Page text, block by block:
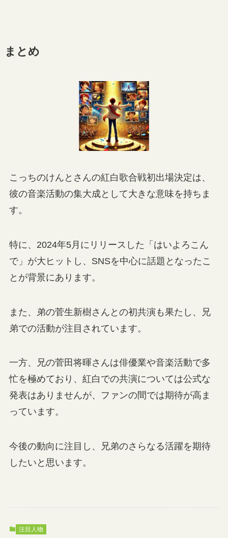
まとめ
こっちのけんとさんの紅白歌合戦初出場決定は、
彼の音楽活動の集大成として大きな意味を持ちま
す。
特に、2024年5月にリリースした「はいよろこん
で」が大ヒットし、SNSを中心に話題となったこ
とが背景にあります。
また、弟の菅生新樹さんとの初共演も果たし、兄
弟での活動が注目されています。
一方、兄の菅田将暉さんは俳優業や音楽活動で多
忙を極めており、紅白での共演については公式な
発表はありませんが、ファンの間では期待が高ま
っています。
今後の動向に注目し、兄弟のさらなる活躍を期待
したいと思います。
注目人物